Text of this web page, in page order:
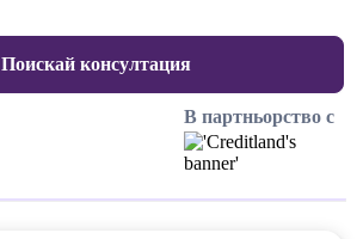
Поискай консултация
В партньорство с